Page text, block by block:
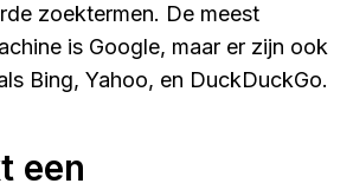
zoektermen. De meest
is Google, maar er zijn ook
Bing, Yahoo, en DuckDuckGo.